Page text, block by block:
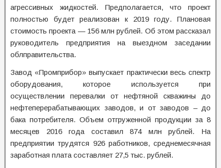
агрессивных жидкостей. Предполагается, что проект
полностью будет реализован к 2019 году. Плановая
стоимость проекта — 156 млн рублей. Об этом рассказал
руководитель предприятия на выездном заседании
облправительства.
Завод «Промприбор» выпускает практически весь спектр
оборудования, которое используется при
осуществлении перевалки от нефтяной скважины до
нефтеперерабатывающих заводов, и от заводов – до
бака потребителя. Объем отгруженной продукции за 8
месяцев 2016 года составил 874 млн рублей. На
предприятии трудятся 926 работников, среднемесячная
заработная плата составляет 27,5 тыс. рублей.